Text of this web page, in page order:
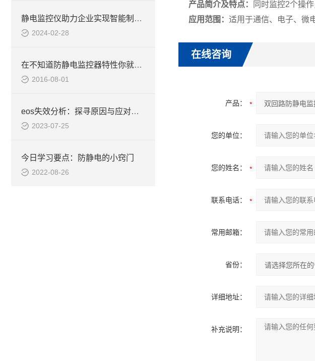
静电监控仪助力企业实现智能制造转型
2024-02-28
在不知道防静电监控器特性你就out了
2016-08-01
eos失效分析：探寻原因与应对之策
2023-07-25
今日学习要点：防静电的小窍门
2022-08-26
产品简介及特点：
同时监控2个操
应用范围： 适用于通信、电子、微
在线咨询
产品：
您的单位：
您的姓名：
联系电话：
常用邮箱：
省份：
详细地址：
补充说明：